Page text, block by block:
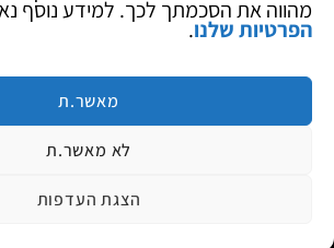
מהווה את הסכמתך לכך. למידע נוסף נא
הפרטיות שלנו.
מאשר.ת
לא מאשר.ת
הצגת העדפות
מותגים